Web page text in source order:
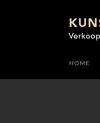
HOME